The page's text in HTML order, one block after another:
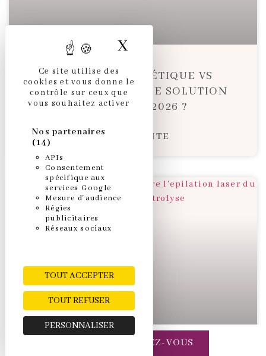
Ce site utilise des
cookies et vous donne le
contrôle sur ceux que
vous souhaitez activer
Nos partenaires
(14)
APIs
Consentement
spécifique aux
services Google
Mesure d'audience
Régies
publicitaires
Réseaux sociaux
TOUT ACCEPTER
TOUT REFUSER
PERSONNALISER
X MASQUER LE
MÉDECINE ESTHÉTIQUE VS
CHIRURGIE : QUELLE SOLUTION
CHOISIR EN 2026 ?
LIRE LA SUITE
PRENDRE RENDEZ-VOUS